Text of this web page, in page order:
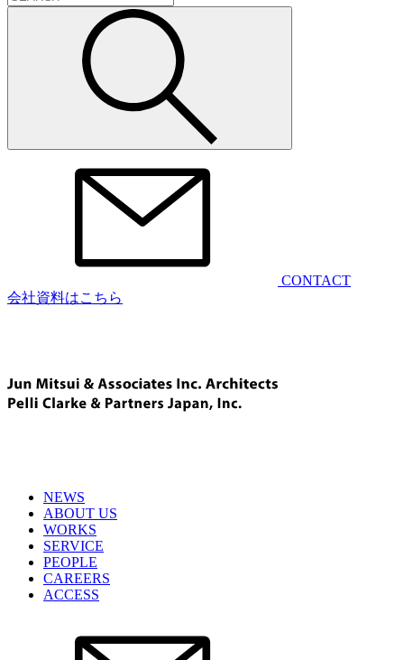
CONTACT
会社資料はこちら
NEWS
ABOUT US
WORKS
SERVICE
PEOPLE
CAREERS
ACCESS